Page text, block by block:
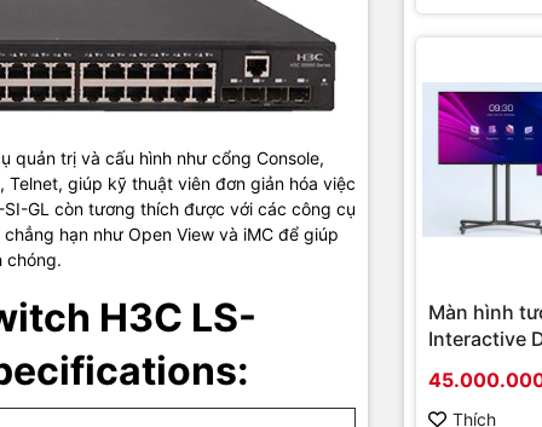
quản trị và cấu hình như cổng Console,
giúp kỹ thuật viên đơn giản hóa việc
GL còn tương thích được với các công cụ
hạn như Open View và iMC để giúp
chóng.
H3C LS-
Màn hình
Interactive
D5B86RB/
hình cao
Thích
1 console port
9
48× 10/100/1000Base-T autosensing Ethernet ports
4× SFP ports